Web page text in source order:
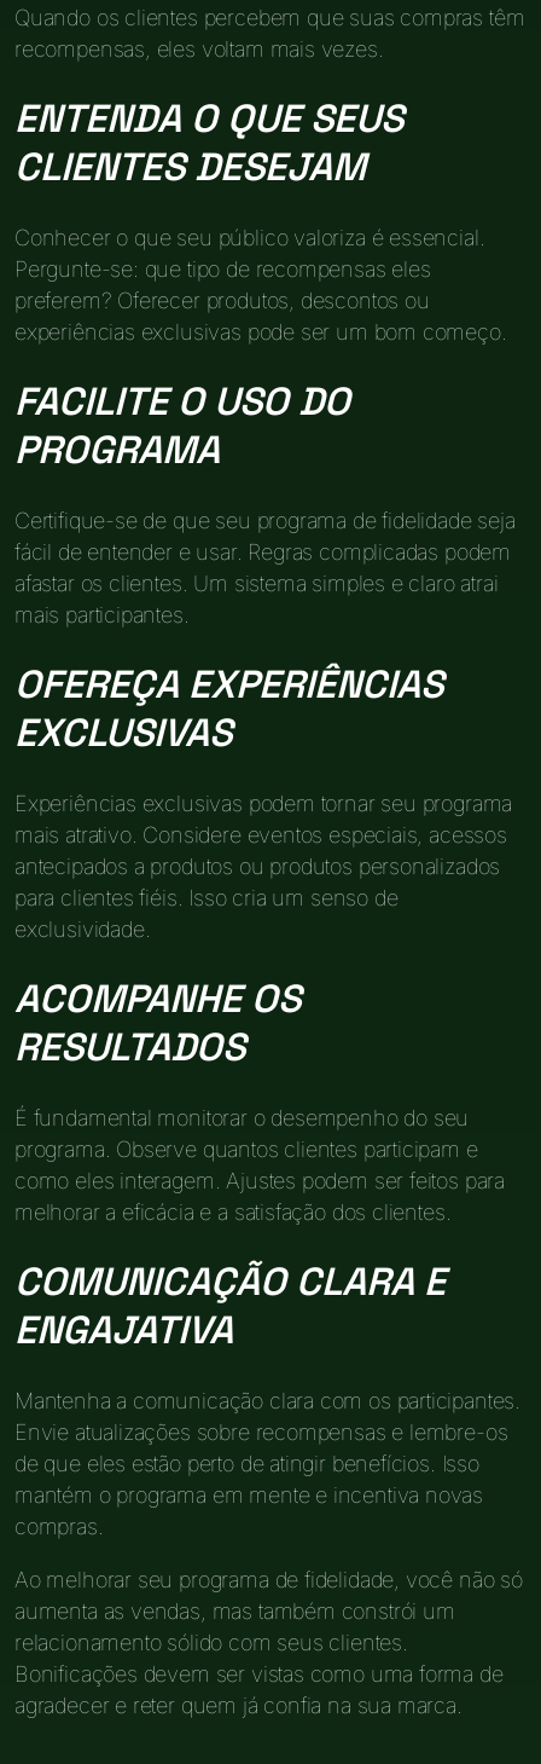
Quando os clientes percebem que suas compras têm
recompensas, eles voltam mais vezes.
ENTENDA O QUE SEUS
CLIENTES DESEJAM
Conhecer o que seu público valoriza é essencial.
Pergunte-se: que tipo de recompensas eles
preferem? Oferecer produtos, descontos ou
experiências exclusivas pode ser um bom começo.
FACILITE O USO DO
PROGRAMA
Certifique-se de que seu programa de fidelidade seja
fácil de entender e usar. Regras complicadas podem
afastar os clientes. Um sistema simples e claro atrai
mais participantes.
OFEREÇA EXPERIÊNCIAS
EXCLUSIVAS
Experiências exclusivas podem tornar seu programa
mais atrativo. Considere eventos especiais, acessos
antecipados a produtos ou produtos personalizados
para clientes fiéis. Isso cria um senso de
exclusividade.
ACOMPANHE OS
RESULTADOS
É fundamental monitorar o desempenho do seu
programa. Observe quantos clientes participam e
como eles interagem. Ajustes podem ser feitos para
melhorar a eficácia e a satisfação dos clientes.
COMUNICAÇÃO CLARA E
ENGAJATIVA
Mantenha a comunicação clara com os participantes.
Envie atualizações sobre recompensas e lembre-os
de que eles estão perto de atingir benefícios. Isso
mantém o programa em mente e incentiva novas
compras.
Ao melhorar seu programa de fidelidade, você não só
aumenta as vendas, mas também constrói um
relacionamento sólido com seus clientes.
Bonificações devem ser vistas como uma forma de
agradecer e reter quem já confia na sua marca.